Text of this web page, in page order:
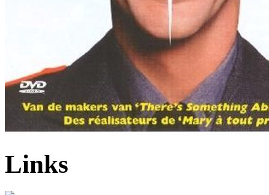
Links